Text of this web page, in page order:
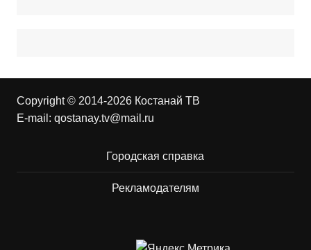
Copyright © 2014-2026 Костанай ТВ
E-mail: qostanay.tv@mail.ru
Городская справка
Рекламодателям